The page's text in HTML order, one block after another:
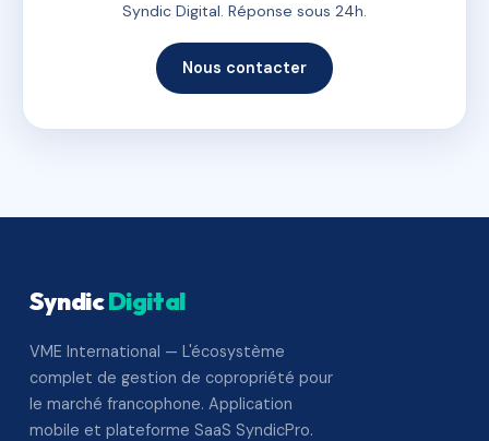
Syndic Digital. Réponse sous 24h.
Nous contacter
SyndicDigital
VME International — L'écosystème
complet de gestion de copropriété pour
le marché francophone. Application
mobile et plateforme SaaS SyndicPro.